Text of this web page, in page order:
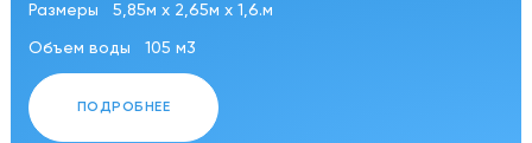
Размеры 5,85м х 2,65м х 1,6.м
Объем воды 105 м3
ПОДРОБНЕЕ